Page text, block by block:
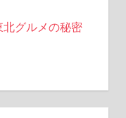
グルメの秘密